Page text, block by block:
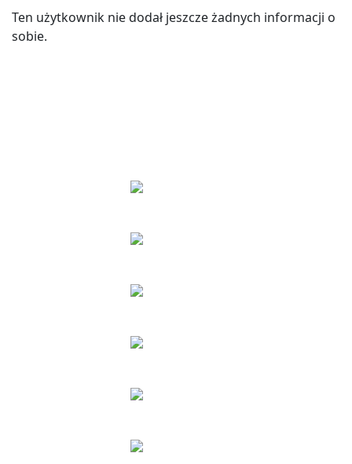
Ten użytkownik nie dodał jeszcze żadnych informacji o
sobie.